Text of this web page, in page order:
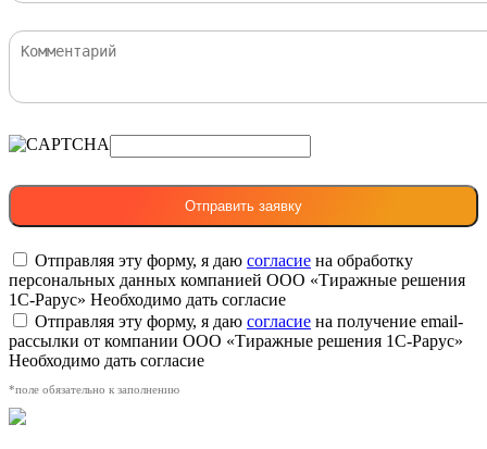
Отправляя эту форму, я даю согласие на обработку
персональных данных компанией ООО «Тиражные решения
1С-Рарус» Необходимо дать согласие
Отправляя эту форму, я даю согласие на получение email-
рассылки от компании ООО «Тиражные решения 1С-Рарус»
Необходимо дать согласие
*поле обязательно к заполнению